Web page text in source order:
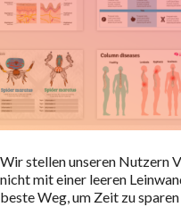
Wir stellen unseren Nutzern
nicht mit einer leeren
beste Weg, um Zeit zu